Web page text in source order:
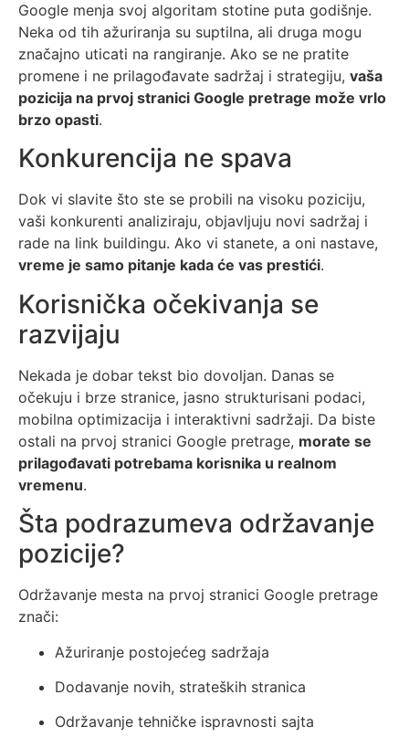
Google menja svoj algoritam stotine puta godišnje.
Neka od tih ažuriranja su suptilna, ali druga mogu
značajno uticati na rangiranje. Ako se ne pratite
promene i ne prilagođavate sadržaj i strategiju, vaša
pozicija na prvoj stranici Google pretrage može vrlo
brzo opasti.
Konkurencija ne spava
Dok vi slavite što ste se probili na visoku poziciju,
vaši konkurenti analiziraju, objavljuju novi sadržaj i
rade na link buildingu. Ako vi stanete, a oni nastave,
vreme je samo pitanje kada će vas prestići.
Korisnička očekivanja se
razvijaju
Nekada je dobar tekst bio dovoljan. Danas se
očekuju i brze stranice, jasno strukturisani podaci,
mobilna optimizacija i interaktivni sadržaji. Da biste
ostali na prvoj stranici Google pretrage, morate se
prilagođavati potrebama korisnika u realnom
vremenu.
Šta podrazumeva održavanje
pozicije?
Održavanje mesta na prvoj stranici Google pretrage
znači:
Ažuriranje postojećeg sadržaja
Dodavanje novih, strateških stranica
Održavanje tehničke ispravnosti sajta